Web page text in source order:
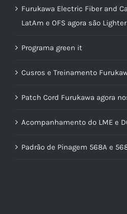
Furukawa Electric Fiber and
LatAm e OFS agora são
Programa green it
Cusros e Treinamento
Patch Cord Furukawa agora
Acompanhamento do LME e
Padrão de Pinagem 568A e